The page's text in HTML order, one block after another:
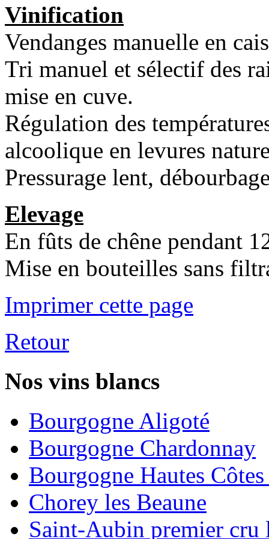
Vinification
Vendanges manuelle en
Tri manuel et sélectif des
mise en cuve.
Régulation des
alcoolique en levures
Pressurage lent,
Elevage
En fûts de chêne pendant
Mise en bouteilles sans
Imprimer cette page
Retour
Nos vins blancs
Bourgogne Aligoté
Bourgogne Chardonnay
Bourgogne Hautes
Chorey les Beaune
Saint-Aubin premier cru